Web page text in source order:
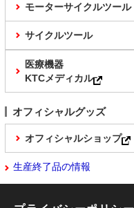
モーターサイクルツール
サイクルツール
医療機器
KTCメディカル
オフィシャルグッズ
オフィシャルショップ
生産終了品の情報